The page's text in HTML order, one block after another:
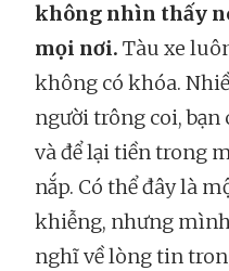
không nhìn thấy
mọi nơi. Tàu xe
không có khóa.
người trông coi, bạn
và để lại tiền trong
nắp. Có thể đây là
khiễng, nhưng
nghĩ về lòng tin